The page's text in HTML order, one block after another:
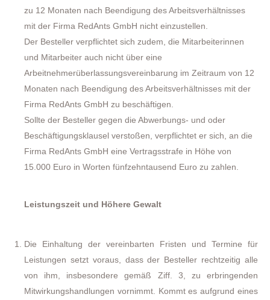
zu 12 Monaten nach Beendigung des Arbeitsverhältnisses
mit der Firma RedAnts GmbH nicht einzustellen.
Der Besteller verpflichtet sich zudem, die Mitarbeiterinnen
und Mitarbeiter auch nicht über eine
Arbeitnehmerüberlassungsvereinbarung im Zeitraum von 12
Monaten nach Beendigung des Arbeitsverhältnisses mit der
Firma RedAnts GmbH zu beschäftigen.
Sollte der Besteller gegen die Abwerbungs- und oder
Beschäftigungsklausel verstoßen, verpflichtet er sich, an die
Firma RedAnts GmbH eine Vertragsstrafe in Höhe von
15.000 Euro in Worten fünfzehntausend Euro zu zahlen.
Leistungszeit und Höhere Gewalt
Die Einhaltung der vereinbarten Fristen und Termine für
Leistungen setzt voraus, dass der Besteller rechtzeitig alle
von ihm, insbesondere gemäß Ziff. 3, zu erbringenden
Mitwirkungshandlungen vornimmt. Kommt es aufgrund eines